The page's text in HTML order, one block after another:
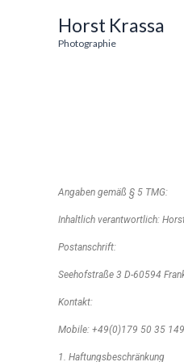
Horst Krassa
Photographie
Angaben gemäß § 5 TMG:
Inhaltlich verantwortlich:
Postanschrift:
Seehofstraße 3 D-60594
Kontakt:
Mobile: +49(0)179 50 35
1. Haftungsbeschränkung